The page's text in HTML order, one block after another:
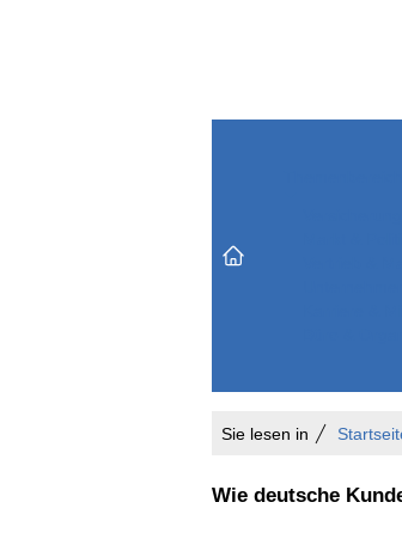
Sie lesen in
Wie deutsche